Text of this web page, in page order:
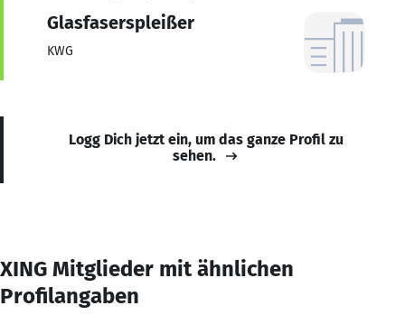
Glasfaserspleißer
KWG
Logg Dich jetzt ein, um das ganze Profil zu
sehen.
XING Mitglieder mit ähnlichen
Profilangaben